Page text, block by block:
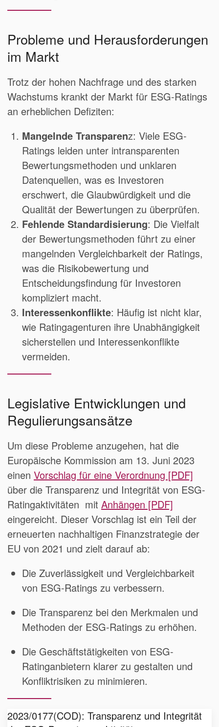
Probleme und Herausforderungen
im Markt
Trotz der hohen Nachfrage und des starken
Wachstums krankt der Markt für ESG-Ratings
an erheblichen Defiziten:
Mangelnde Transparenz: Viele ESG-
Ratings leiden unter intransparenten
Bewertungsmethoden und unklaren
Datenquellen, was es Investoren
erschwert, die Glaubwürdigkeit und die
Qualität der Bewertungen zu überprüfen.
Fehlende Standardisierung: Die Vielfalt
der Bewertungsmethoden führt zu einer
mangelnden Vergleichbarkeit der Ratings,
was die Risikobewertung und
Entscheidungsfindung für Investoren
kompliziert macht.
Interessenkonflikte: Häufig ist nicht klar,
wie Ratingagenturen ihre Unabhängigkeit
sicherstellen und Interessenkonflikte
vermeiden.
Legislative Entwicklungen und
Regulierungsansätze
Um diese Probleme anzugehen, hat die
Europäische Kommission am 13. Juni 2023
einen Vorschlag für eine Verordnung [PDF]
über die Transparenz und Integrität von ESG-
Ratingaktivitäten mit Anhängen [PDF]
eingereicht. Dieser Vorschlag ist ein Teil der
erneuerten nachhaltigen Finanzstrategie der
EU von 2021 und zielt darauf ab:
Die Zuverlässigkeit und Vergleichbarkeit
von ESG-Ratings zu verbessern.
Die Transparenz bei den Merkmalen und
Methoden der ESG-Ratings zu erhöhen.
Die Geschäftstätigkeiten von ESG-
Ratinganbietern klarer zu gestalten und
Konfliktrisiken zu minimieren.
2023/0177(COD): Transparenz und Integrität